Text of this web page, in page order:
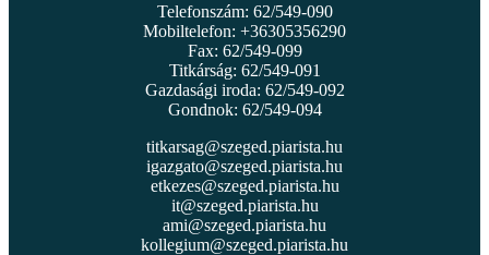
Telefonszám: 62/549-090
Mobiltelefon: +36305356290
Fax: 62/549-099
Titkárság: 62/549-091
Gazdasági iroda: 62/549-092
Gondnok: 62/549-094
titkarsag@szeged.piarista.hu
igazgato@szeged.piarista.hu
etkezes@szeged.piarista.hu
it@szeged.piarista.hu
ami@szeged.piarista.hu
kollegium@szeged.piarista.hu